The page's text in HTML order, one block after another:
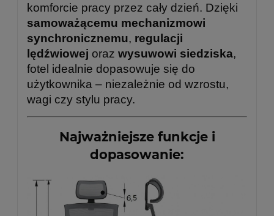
komforcie pracy przez cały dzień. Dzięki
samoważącemu mechanizmowi
synchronicznemu, regulacji
lędźwiowej oraz wysuwowi siedziska,
fotel idealnie dopasowuje się do
użytkownika – niezależnie od wzrostu,
wagi czy stylu pracy.
Najważniejsze funkcje i
dopasowanie: